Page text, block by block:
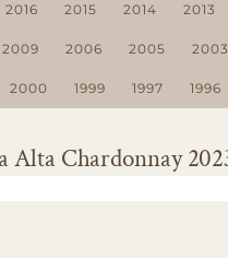
2016 2015 2014 2013
2009 2006 2005 2003
2000 1999 1997 1996
Alta Chardonnay